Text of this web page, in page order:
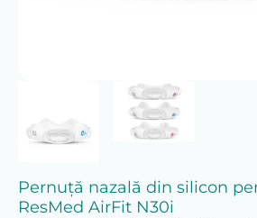
Pernuță nazală din silicon
ResMed AirFit N30i